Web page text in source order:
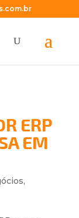
ERP
EM
,